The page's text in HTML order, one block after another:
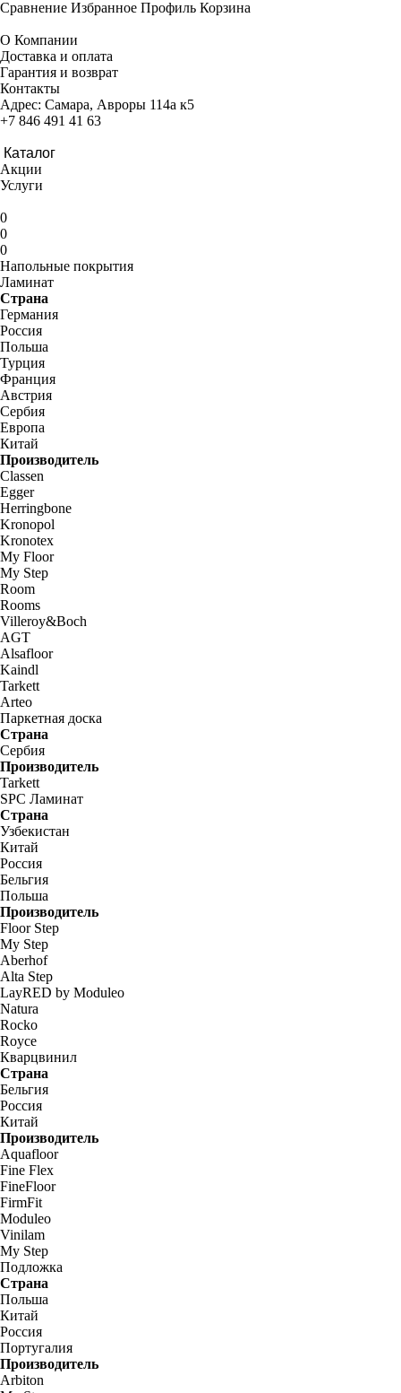
Сравнение Избранное Профиль Корзина
О Компании
Доставка и оплата
Гарантия и возврат
Контакты
Адрес: Самара, Авроры 114а к5
+7 846 491 41 63
Каталог
Акции
Услуги
0
0
0
Напольные покрытия
Ламинат
Страна
Германия
Россия
Польша
Турция
Франция
Австрия
Сербия
Европа
Китай
Производитель
Classen
Egger
Herringbone
Kronopol
Kronotex
My Floor
My Step
Room
Rooms
Villeroy&Boch
AGT
Alsafloor
Kaindl
Tarkett
Arteo
Паркетная доска
Страна
Сербия
Производитель
Tarkett
SPC Ламинат
Страна
Узбекистан
Китай
Россия
Бельгия
Польша
Производитель
Floor Step
My Step
Aberhof
Alta Step
LayRED by Moduleo
Natura
Rocko
Royce
Кварцвинил
Страна
Бельгия
Россия
Китай
Производитель
Aquafloor
Fine Flex
FineFloor
FirmFit
Moduleo
Vinilam
My Step
Подложка
Страна
Польша
Китай
Россия
Португалия
Производитель
Arbiton